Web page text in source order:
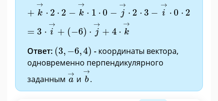
+
→
k ⋅ 2 ⋅ 2 −
→
k ⋅ 1 ⋅ 0 −
→
j ⋅ 2 ⋅ 3 −
→
i ⋅ 0 ⋅ 2
= 3 ⋅
→
i + (−6) ⋅
→
j + 4 ⋅
→
k
Ответ: (3, −6, 4)
(3 6,4 ) - координаты вектора,
одновременно перпендикулярного
заданным
→
a
a→
и
→
b
b→
.